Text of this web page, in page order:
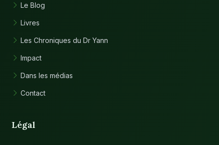
Le Blog
Livres
Les Chroniques du Dr Yann
Impact
Dans les médias
Contact
Légal